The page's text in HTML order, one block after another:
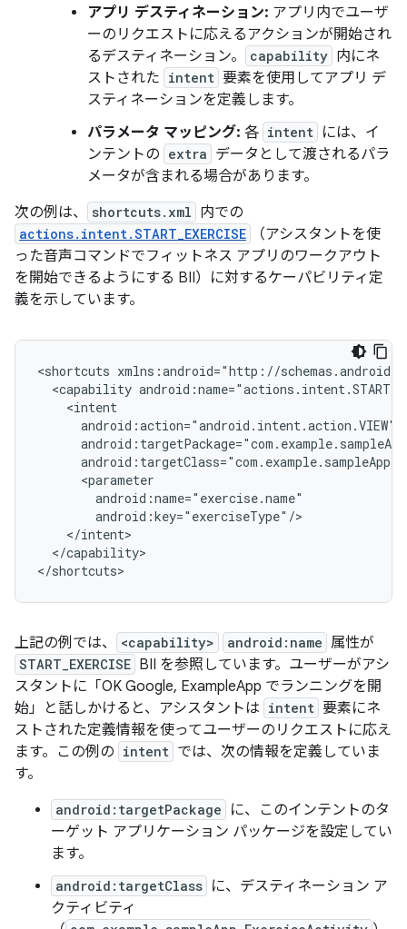
アプリ デスティネーション: アプリ内でユーザ
ーのリクエストに応えるアクションが開始され
るデスティネーション。
capability 内にネ
ストされた intent 要素を使用してアプリ デ
スティネーションを定義します。
パラメータ マッピング: 各 intent には、イ
ンテントの extra データとして渡されるパラ
メータが含まれる場合があります。
次の例は、
shortcuts.xml 内での
actions.intent.START_EXERCISE
（アシスタントを使
った音声コマンドでフィットネス アプリのワークアウト
を開始できるようにする BII）に対するケーパビリティ定
義を示しています。
<shortcuts
<capability
</capability>
上記の例では、 <capability> android:name 属性が
START_EXERCISE BII を参照しています。ユーザーがアシ
スタントに「OK Google, ExampleApp でランニングを開
始」
と話しかけると、アシスタントは intent 要素にネ
ストされた定義情報を使ってユーザーのリクエストに応え
ます。この例の intent では、次の情報を定義していま
す。
android:targetPackage
に、このインテントのタ
ーゲット アプリケーション パッケージを設定してい
ます。
android:targetClass に、デスティネーション ア
クティビティ